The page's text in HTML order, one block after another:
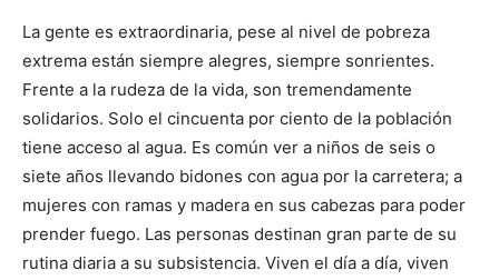
La gente es extraordinaria, pese al nivel de pobreza
extrema están siempre alegres, siempre sonrientes.
Frente a la rudeza de la vida, son tremendamente
solidarios. Solo el cincuenta por ciento de la población
tiene acceso al agua. Es común ver a niños de seis o
siete años llevando bidones con agua por la carretera; a
mujeres con ramas y madera en sus cabezas para poder
prender fuego. Las personas destinan gran parte de su
rutina diaria a su subsistencia. Viven el día a día, viven